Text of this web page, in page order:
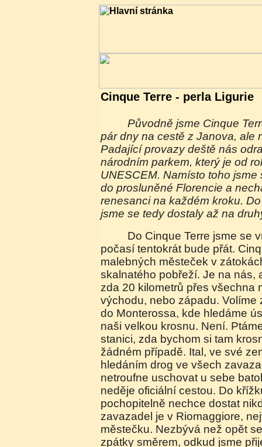
Cinque Terre - perla Ligurie
Původně jsme Cinque Terre chtěly navštívit před
pár dny na cestě z Janova, ale
Padající provazy deště nás
národním parkem, který je od
UNESCEM. Namísto toho
do prosluněné Florencie a
renesanci na každém kroku.
jsme se tedy dostaly až na
Do Cinque Terre jsme se vrátily s nadějí, že nám
počasí tentokrát bude přát.
malebných městeček v
skalnatého pobřeží. Je na nás,
zda 20 kilometrů přes všechna
východu, nebo západu. Volíme
do Monterossa, kde hledáme
naši velkou krosnu. Není.
stanici, zda bychom si tam
žádném případě. Ital, ve své
hledáním drog ve všech
netroufne uschovat u sebe
neděje oficiální cestou. Do
pochopitelně nechce dostat
zavazadel je v Riomaggiore,
městečku. Nezbývá než opět
zpátky směrem, odkud jsme